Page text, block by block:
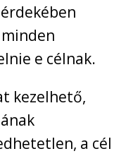
e célnak.
kezelhető,
a cél